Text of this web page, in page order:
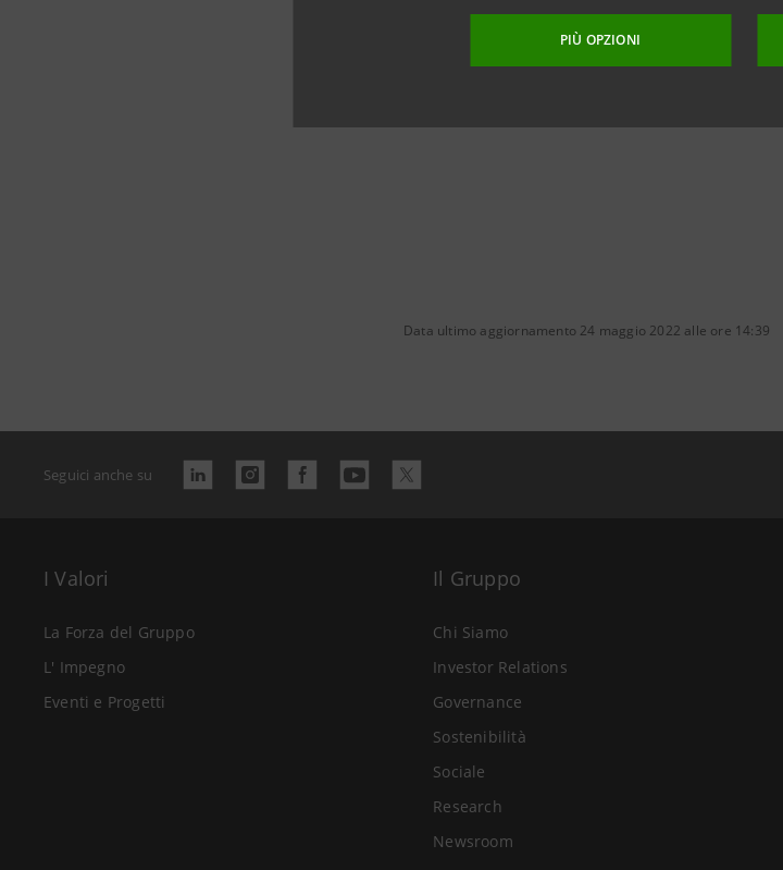
PIÙ OPZIONI
stampa@intesasanpaolo.com
group.intesasanpaolo.com
Data ultimo aggiornamento 24 maggio 2022 alle ore 14:39
Seguici anche su
I Valori
La Forza del Gruppo
L' Impegno
Eventi e Progetti
Il Gruppo
Chi Siamo
Investor Relations
Governance
Sostenibilità
Sociale
Research
Newsroom